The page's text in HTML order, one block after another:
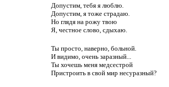
Допустим, тебя я люблю.
Допустим, я тоже страдаю.
Но глядя на рожу твою
Я, честное слово, сдыхаю.
Ты просто, наверно, больной.
И видимо, очень заразный...
Ты хочешь меня медсестрой
Пристроить в свой мир несуразный?